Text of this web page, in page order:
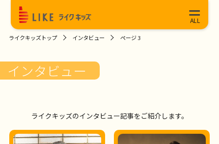
ライクキッズトップ インタビュー ページ 3
インタビュー
ライクキッズのインタビュー記事をご紹介します。